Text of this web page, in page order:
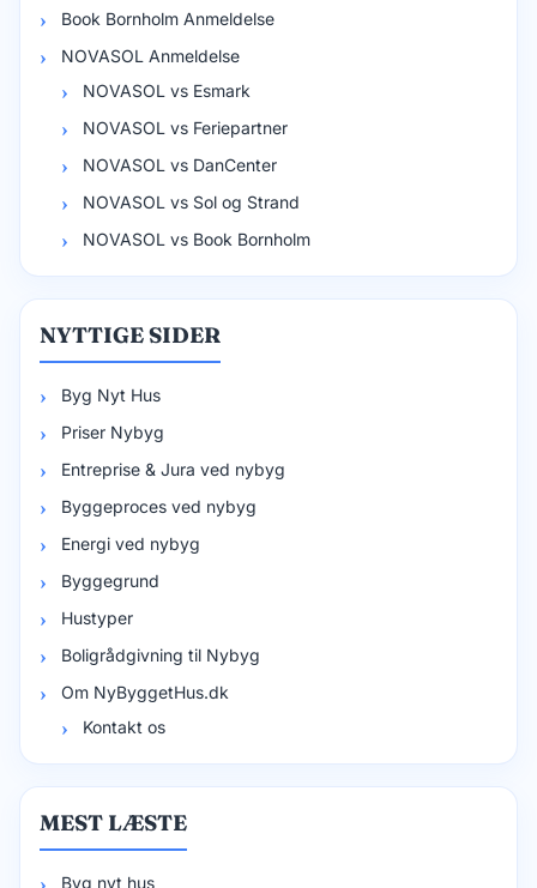
Book Bornholm Anmeldelse
NOVASOL Anmeldelse
NOVASOL vs Esmark
NOVASOL vs Feriepartner
NOVASOL vs DanCenter
NOVASOL vs Sol og Strand
NOVASOL vs Book Bornholm
NYTTIGE SIDER
Byg Nyt Hus
Priser Nybyg
Entreprise & Jura ved nybyg
Byggeproces ved nybyg
Energi ved nybyg
Byggegrund
Hustyper
Boligrådgivning til Nybyg
Om NyByggetHus.dk
Kontakt os
MEST LÆSTE
Byg nyt hus